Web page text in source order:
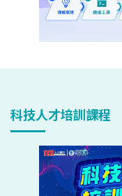
科技人才培訓課程